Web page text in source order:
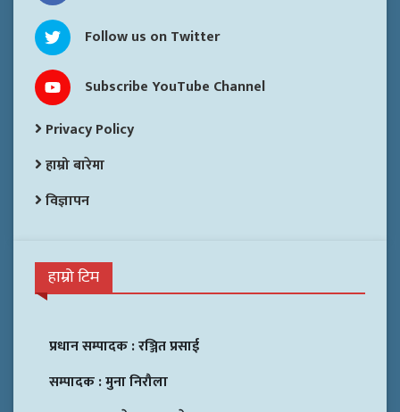
Follow us on Twitter
Subscribe YouTube Channel
Privacy Policy
हाम्रो बारेमा
विज्ञापन
हाम्रो टिम
प्रधान सम्पादक :रञ्जित प्रसाई
सम्पादक :मुना निरौला